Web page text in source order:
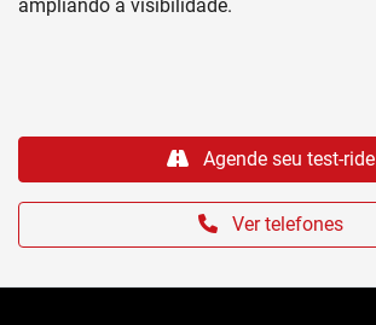
ampliando a visibilidade.
Ver telefones
Agende seu test-ride